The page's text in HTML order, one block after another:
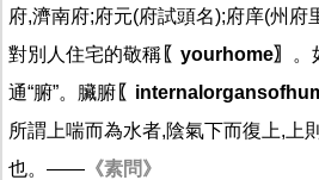
府,濟南府;府元(府試頭名);府庠(州府
對別人住宅的敬稱 〖yourhome〗
。
通“腑”。臟腑 〖
所謂上喘而為水者,陰氣下而復上,上
也。—— 《素問》